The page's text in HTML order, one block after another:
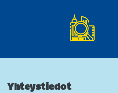
Yhteystiedot